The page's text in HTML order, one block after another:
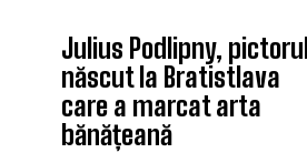
Julius Podlipny, pictorul
născut la Bratistlava
care a marcat arta
bănățeană